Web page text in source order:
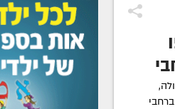
תהלוכות ברחבי